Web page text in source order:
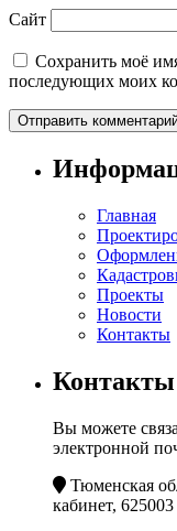
Сайт
Сохранить моё
последующих моих
Главная
Проекты
Новости
Контакты
Контакты
Вы можете
электронной
Тюменская
кабинет, 625003